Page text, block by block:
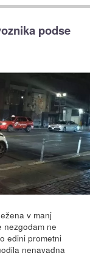
podse
v manj
nezgodam ne
edini prometni
nenavadna